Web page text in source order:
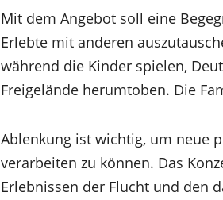
Mit dem Angebot soll eine
Erlebte mit anderen
während die Kinder spielen,
Freigelände herumtoben. Die
Ablenkung ist wichtig, um neue
verarbeiten zu können. Das
Erlebnissen der Flucht und den